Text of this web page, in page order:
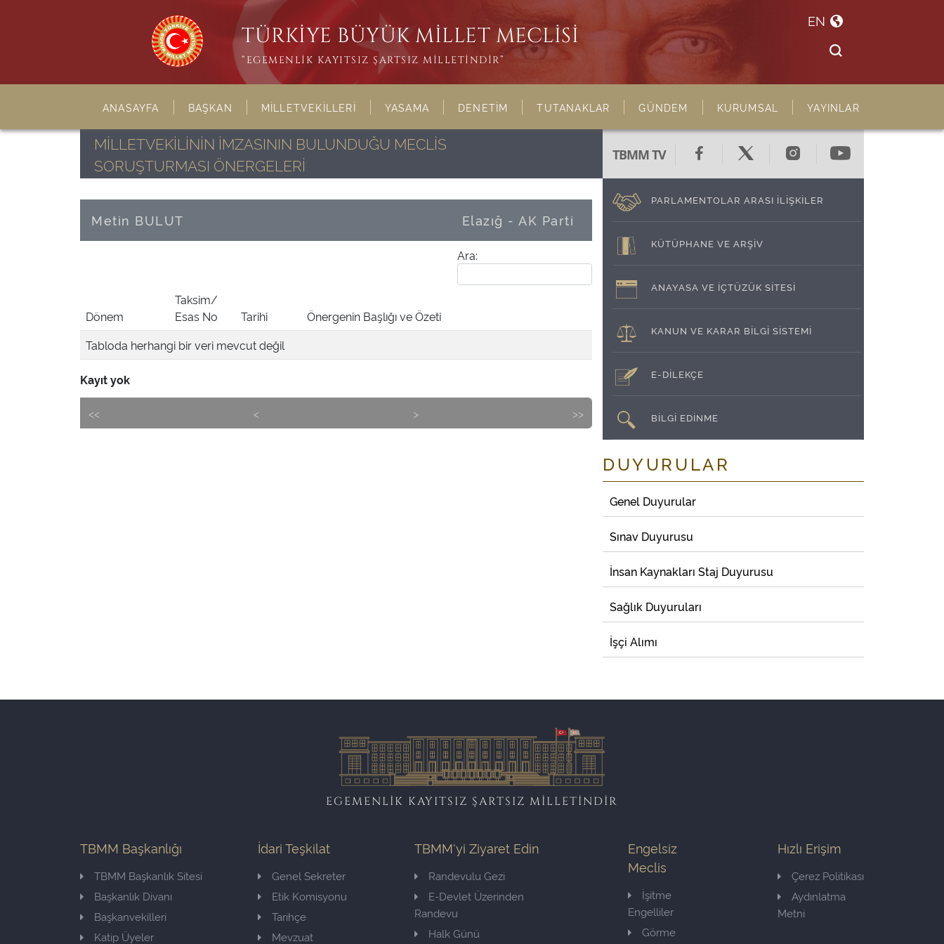
TÜRKİYE BÜYÜK MİLLET MECLİSİ
“EGEMENLİK KAYITSIZ ŞARTSIZ MİLLETİNDİR”
EN
ANASAYFA BAŞKAN MİLLETVEKİLLERİ YASAMA DENETİM TUTANAKLAR GÜNDEM KURUMSAL YAYINLAR
MİLLETVEKİLİNİN İMZASININ BULUNDUĞU MECLİS
SORUŞTURMASI ÖNERGELERİ
Metin BULUT Elazığ - AK Parti
Ara:
Dönem
Taksim/
Esas No
Tarihi
Önergenin Başlığı ve Özeti
Tabloda herhangi bir veri mevcut değil
Kayıt yok
<< < > >>
TBMM TV
PARLAMENTOLAR ARASI İLİŞKİLER
KÜTÜPHANE VE ARŞİV
ANAYASA VE İÇTÜZÜK SİTESİ
KANUN VE KARAR BİLGİ SİSTEMİ
E-DİLEKÇE
BİLGİ EDİNME
DUYURULAR
Genel Duyurular
Sınav Duyurusu
İnsan Kaynakları Staj Duyurusu
Sağlık Duyuruları
İşçi Alımı
EGEMENLİK KAYITSIZ ŞARTSIZ MİLLETİNDİR
TBMM Başkanlığı
TBMM Başkanlık Sitesi
Başkanlık Divanı
Başkanvekilleri
Katip Üyeler
İdari Teşkilat
Genel Sekreter
Etik Komisyonu
Tarihçe
Mevzuat
TBMM'yi Ziyaret Edin
Randevulu Gezi
E-Devlet Üzerinden
Randevu
Halk Günü
Engelsiz
Meclis
İşitme
Engelliler
Görme
Hızlı Erişim
Çerez Politikası
Aydınlatma
Metni